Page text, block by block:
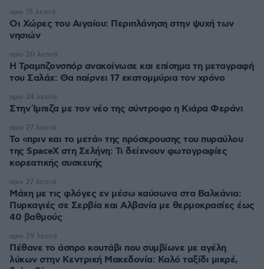
Οι Xώρες του Αιγαίου: Περιπλάνηση στην ψυχή των
νησιών
πριν 15 λεπτά
Η Τραμπζονσπόρ ανακοίνωσε και επίσημα τη μεταγραφή
του Σαλάχ: Θα παίρνει 17 εκατομμύρια τον χρόνο
πριν 20 λεπτά
Στην Ίμπιζα με τον νέο της σύντροφο η Κιάρα Φεράνι
πριν 24 λεπτά
Το «πριν και το μετά» της πρόσκρουσης του πυραύλου
της SpaceX στη Σελήνη: Τι δείχνουν φωτογραφίες
κορεατικής συσκευής
πριν 27 λεπτά
Μάχη με τις φλόγες εν μέσω καύσωνα στα Βαλκάνια:
Πυρκαγιές σε Σερβία και Αλβανία με θερμοκρασίες έως
40 βαθμούς
πριν 27 λεπτά
Πέθανε το άσπρο κουτάβι που συμβίωνε με αγέλη
λύκων στην Κεντρική Μακεδονία: Καλό ταξίδι μικρέ,
πριν 29 λεπτά